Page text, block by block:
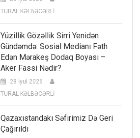
TURAL KƏLBƏCƏRLİ
Yüzillik Gözəllik Sirri Yenidən
Gündəmdə: Sosial Medianı Fəth
Edən Mərakeş Dodaq Boyası –
Aker Fassi Nədir?
28 İyul 2026
TURAL KƏLBƏCƏRLİ
Qazaxıstandakı Səfirimiz Də Geri
Çağırıldı